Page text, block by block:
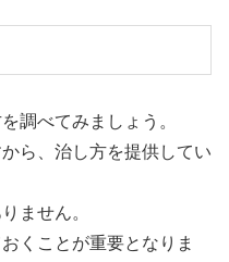
調べてみましょう。
ら、治し方を提供してい
ません。
くことが重要となりま